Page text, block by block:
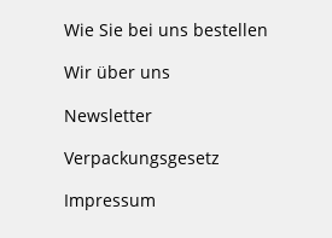
Wie Sie bei uns bestellen
Wir über uns
Newsletter
Verpackungsgesetz
Impressum